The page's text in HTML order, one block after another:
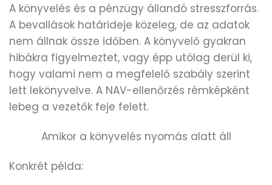
A könyvelés és a pénzügy állandó stresszforrás.
A bevallások határideje közeleg, de az adatok
nem állnak össze időben. A könyvelő gyakran
hibákra figyelmeztet, vagy épp utólag derül ki,
hogy valami nem a megfelelő szabály szerint
lett lekönyvelve. A NAV-ellenőrzés rémképként
lebeg a vezetők feje felett.
Amikor a könyvelés nyomás alatt áll
Konkrét példa: